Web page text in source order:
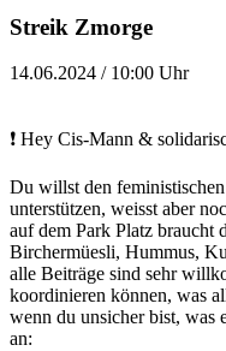
Streik Zmorge
14.06.2024 / 10:00 Uhr
❗️ Hey Cis-Mann &
Du willst den
unterstützen, weisst aber
auf dem Park Platz braucht
Birchermüesli, Hummus,
alle Beiträge sind sehr
koordinieren können, was
wenn du unsicher bist, was
an: